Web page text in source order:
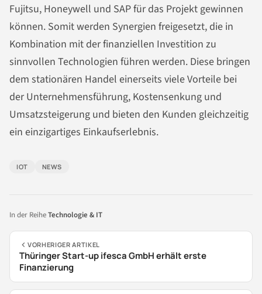
Fujitsu, Honeywell und SAP für das Projekt gewinnen
können. Somit werden Synergien freigesetzt, die in
Kombination mit der finanziellen Investition zu
sinnvollen Technologien führen werden. Diese bringen
dem stationären Handel einerseits viele Vorteile bei
der Unternehmensführung, Kostensenkung und
Umsatzsteigerung und bieten den Kunden gleichzeitig
ein einzigartiges Einkaufserlebnis.
IOT NEWS
In der ReiheTechnologie & IT
VORHERIGER ARTIKEL
Thüringer Start-up ifesca GmbH erhält erste
Finanzierung